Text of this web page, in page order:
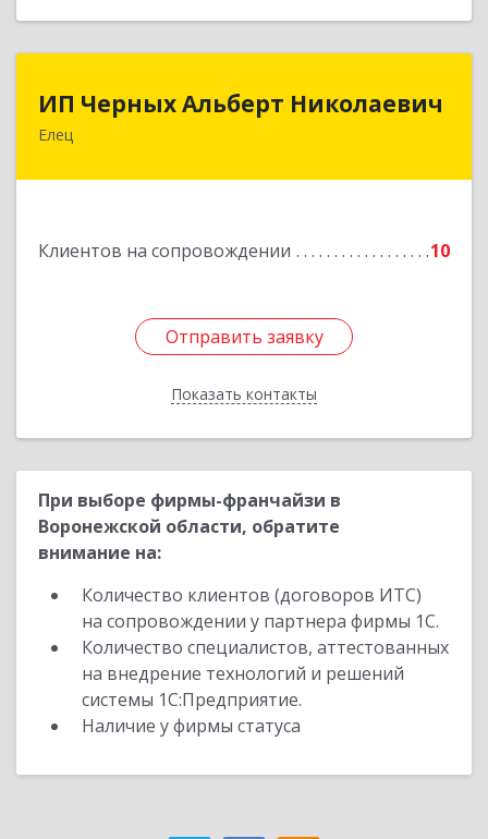
ИП Черных Альберт Николаевич
Елец
Клиентов на сопровождении 10
Отправить заявку
Показать контакты
ИП Черных Альберт Николаевич
399771, Липецкая обл, Елец г, Н.Гусевой ул, 56А
Отправить заявку
Назад
При выборе фирмы-франчайзи в
Воронежской области, обратите
внимание на:
Количество клиентов (договоров ИТС)
на сопровождении у партнера фирмы 1С.
Количество специалистов, аттестованных
на внедрение технологий и решений
системы 1С:Предприятие.
Наличие у фирмы статуса